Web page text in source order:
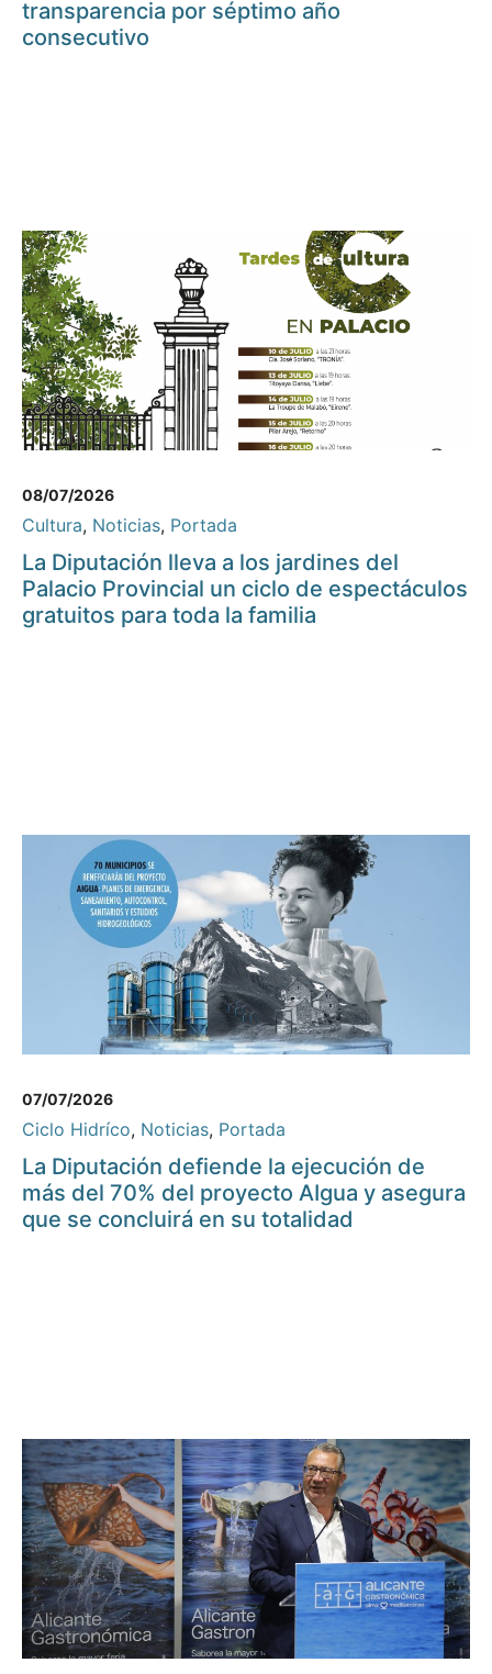
transparencia por séptimo año
consecutivo
08/07/2026
Cultura, Noticias, Portada
La Diputación lleva a los jardines del
Palacio Provincial un ciclo de espectáculos
gratuitos para toda la familia
07/07/2026
Ciclo Hidríco, Noticias, Portada
La Diputación defiende la ejecución de
más del 70% del proyecto AIgua y asegura
que se concluirá en su totalidad